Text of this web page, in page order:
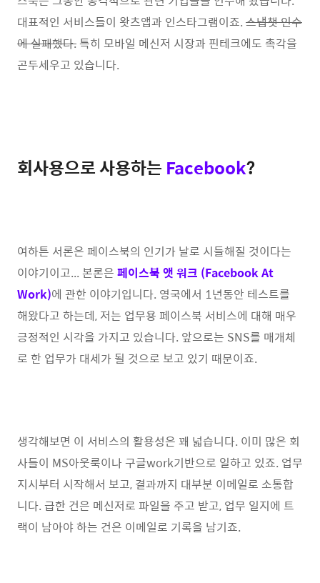
대표적인 서비스들이 왓츠앱과 인스타그램이죠. 스냅챗 인수
에 실패했다.특히 모바일 메신저 시장과 핀테크에도 촉각을
곤두세우고 있습니다.
회사용으로 사용하는 Facebook?
여하튼 서론은 페이스북의 인기가 날로 시들해질 것이다는
이야기이고... 본론은 페이스북 앳 워크 (Facebook At
Work)에 관한 이야기입니다. 영국에서 1년동안 테스트를
해왔다고 하는데, 저는 업무용 페이스북 서비스에 대해 매우
긍정적인 시각을 가지고 있습니다. 앞으로는 SNS를 매개체
로 한 업무가 대세가 될 것으로 보고 있기 때문이죠.
생각해보면 이 서비스의 활용성은 꽤 넓습니다. 이미 많은 회
사들이 MS아웃룩이나 구글work기반으로 일하고 있죠. 업무
지시부터 시작해서 보고, 결과까지 대부분 이메일로 소통합
니다. 급한 건은 메신저로 파일을 주고 받고, 업무 일지에 트
랙이 남아야 하는 건은 이메일로 기록을 남기죠.